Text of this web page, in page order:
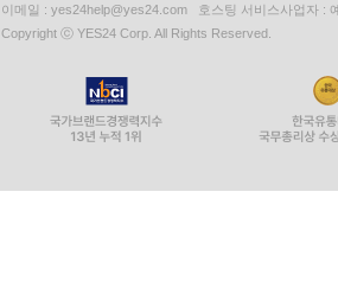
이메일 : yes24help@yes24.com 호스팅 서비스사업자 :
Copyright ⓒ YES24 Corp. All Rights Reserved.